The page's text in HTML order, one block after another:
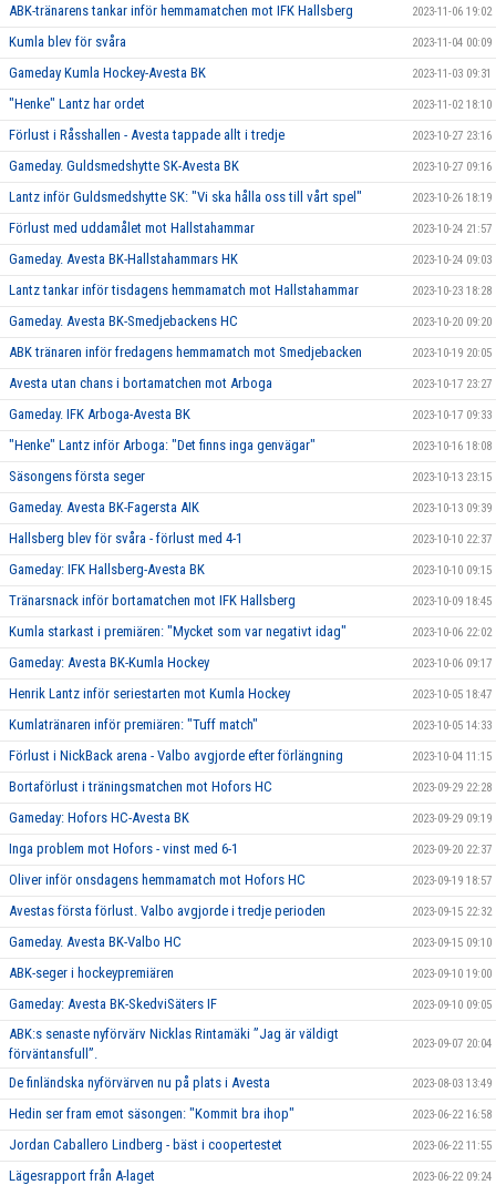
ABK-tränarens tankar inför hemmamatchen mot IFK Hallsberg 2023-11-06 19:02
Kumla blev för svåra 2023-11-04 00:09
Gameday Kumla Hockey-Avesta BK 2023-11-03 09:31
"Henke" Lantz har ordet 2023-11-02 18:10
Förlust i Råsshallen - Avesta tappade allt i tredje 2023-10-27 23:16
Gameday. Guldsmedshytte SK-Avesta BK 2023-10-27 09:16
Lantz inför Guldsmedshytte SK: "Vi ska hålla oss till vårt spel" 2023-10-26 18:19
Förlust med uddamålet mot Hallstahammar 2023-10-24 21:57
Gameday. Avesta BK-Hallstahammars HK 2023-10-24 09:03
Lantz tankar inför tisdagens hemmamatch mot Hallstahammar 2023-10-23 18:28
Gameday. Avesta BK-Smedjebackens HC 2023-10-20 09:20
ABK tränaren inför fredagens hemmamatch mot Smedjebacken 2023-10-19 20:05
Avesta utan chans i bortamatchen mot Arboga 2023-10-17 23:27
Gameday. IFK Arboga-Avesta BK 2023-10-17 09:33
"Henke" Lantz inför Arboga: "Det finns inga genvägar" 2023-10-16 18:08
Säsongens första seger 2023-10-13 23:15
Gameday. Avesta BK-Fagersta AIK 2023-10-13 09:39
Hallsberg blev för svåra - förlust med 4-1 2023-10-10 22:37
Gameday: IFK Hallsberg-Avesta BK 2023-10-10 09:15
Tränarsnack inför bortamatchen mot IFK Hallsberg 2023-10-09 18:45
Kumla starkast i premiären: "Mycket som var negativt idag" 2023-10-06 22:02
Gameday: Avesta BK-Kumla Hockey 2023-10-06 09:17
Henrik Lantz inför seriestarten mot Kumla Hockey 2023-10-05 18:47
Kumlatränaren inför premiären: "Tuff match" 2023-10-05 14:33
Förlust i NickBack arena - Valbo avgjorde efter förlängning 2023-10-04 11:15
Bortaförlust i träningsmatchen mot Hofors HC 2023-09-29 22:28
Gameday: Hofors HC-Avesta BK 2023-09-29 09:19
Inga problem mot Hofors - vinst med 6-1 2023-09-20 22:37
Oliver inför onsdagens hemmamatch mot Hofors HC 2023-09-19 18:57
Avestas första förlust. Valbo avgjorde i tredje perioden 2023-09-15 22:32
Gameday. Avesta BK-Valbo HC 2023-09-15 09:10
ABK-seger i hockeypremiären 2023-09-10 19:00
Gameday: Avesta BK-SkedviSäters IF 2023-09-10 09:05
ABK:s senaste nyförvärv Nicklas Rintamäki ”Jag är väldigt
förväntansfull”.
2023-09-07 20:04
De finländska nyförvärven nu på plats i Avesta 2023-08-03 13:49
Hedin ser fram emot säsongen: "Kommit bra ihop" 2023-06-22 16:58
Jordan Caballero Lindberg - bäst i coopertestet 2023-06-22 11:55
Lägesrapport från A-laget 2023-06-22 09:24